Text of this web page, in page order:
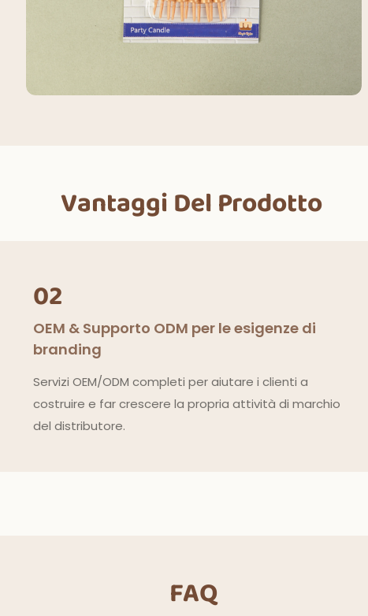
Vantaggi Del Prodotto
02
OEM & Supporto ODM per le esigenze di
branding
Servizi OEM/ODM completi per aiutare i clienti a
costruire e far crescere la propria attività di marchio
del distributore.
FAQ